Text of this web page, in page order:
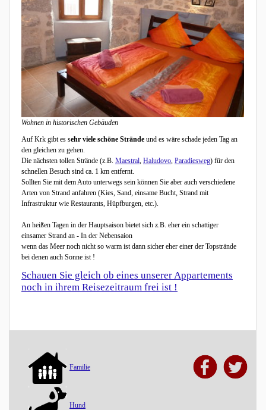
Wohnen in historischen Gebäuden
Auf Krk gibt es sehr viele schöne Strände und es wäre schade jeden Tag an
den gleichen zu gehen.
Die nächsten tollen Strände (z.B. Maestral, Haludovo, Paradiesweg) für den
schnellen Besuch sind ca. 1 km entfernt.
Sollten Sie mit dem Auto unterwegs sein können Sie aber auch verschiedene
Arten von Strand anfahren (Kies, Sand, einsame Bucht, Strand mit
Infrastruktur wie Restaurants, Hüpfburgen, etc.).
An heißen Tagen in der Hauptsaison bietet sich z.B. eher ein schattiger
einsamer Strand an - In der Nebensaion
wenn das Meer noch nicht so warm ist dann sicher eher einer der Topstrände
bei denen auch Sonne ist !
Schauen Sie gleich ob eines unserer Appartements
noch in ihrem Reisezeitraum frei ist !
Familie
Hund